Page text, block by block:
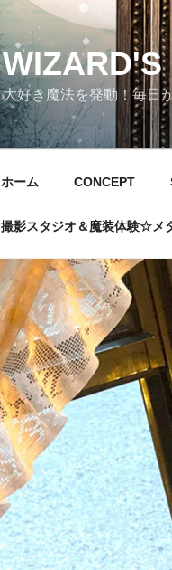
WIZARD'S
大好き魔法を発動！毎日
ホーム CONCEPT
撮影スタジオ＆魔装体験☆メ